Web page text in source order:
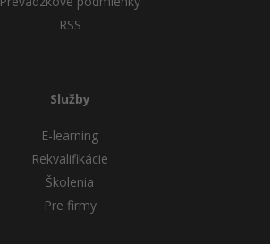
RSS
Služby
E-learning
Rekvalifikácie
Školenia
Pre firmy